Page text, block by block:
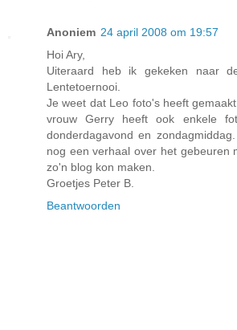
Anoniem 24 april 2008 om 19:57
Hoi Ary,
Uiteraard heb ik gekeken naar
Lentetoernooi.
Je weet dat Leo foto's heeft
vrouw Gerry heeft ook enkele
donderdagavond en
nog een verhaal over het gebeuren
zo'n blog kon maken.
Groetjes Peter B.
Beantwoorden